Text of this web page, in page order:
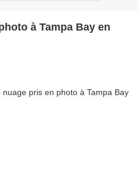
à Tampa Bay en